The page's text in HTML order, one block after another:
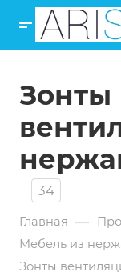
Зонты
34
Главная —
Мебель из
Зонты